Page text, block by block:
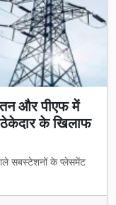
और पीएफ में
ठेकेदार के खिलाफ
सबस्टेशनों के प्लेसमेंट